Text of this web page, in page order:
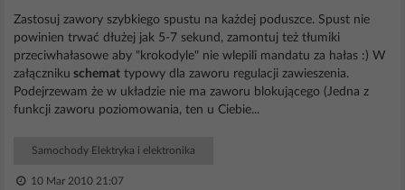
Zastosuj zawory szybkiego spustu na każdej poduszce. Spust nie
powinien trwać dłużej jak 5-7 sekund, zamontuj też tłumiki
przeciwhałasowe aby "krokodyle" nie wlepili mandatu za hałas :) W
załączniku schemat typowy dla zaworu regulacji zawieszenia.
Podejrzewam że w układzie nie ma zaworu blokującego (Jedna z
funkcji zaworu poziomowania, ten u Ciebie...
Samochody Elektryka i elektronika
10 Mar 2010 21:07